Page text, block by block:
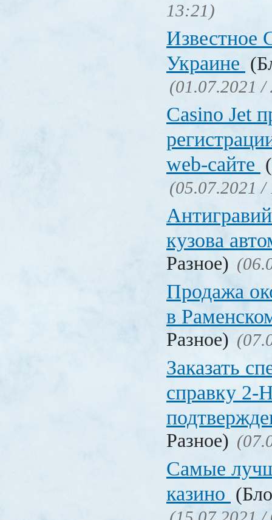
13:21)
Известное
Украине
(01.07.2021 /
Сasino Jet
web-сайте
(05.07.2021 /
кузова
Разное)
Продажа
в
Разное)
Заказать
справку
Разное)
Самые
казино